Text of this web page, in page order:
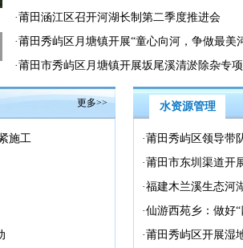
·莆田涵江区召开河湖长制第二季度推进会
·莆田秀屿区月塘镇开展“童心向河，争做最美
禹”主题活动
·莆田市秀屿区月塘镇开展坂尾溪清淤除杂专
行动
水资源管理
·莆田秀屿区领导带
·莆田市东圳渠道开
·福建木兰溪生态河
·仙游西苑乡：做好
·莆田秀屿区开展湿
更多>>
施工